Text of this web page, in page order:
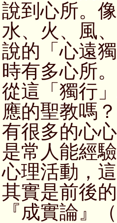
說到心所。
水、火、風
說的「心遠
時有多心所
從這「獨行
應的聖教嗎？
有很多的心
是常人能經
心理活動，
其實是前後
『成實論』